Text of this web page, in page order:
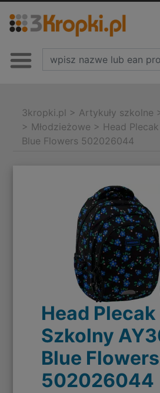
3kropki.pl > Artykuły szkolne
> Młodzieżowe > Head
Blue Flowers 502026044
Head Plecak
Szkolny
Blue Flowers
502026044